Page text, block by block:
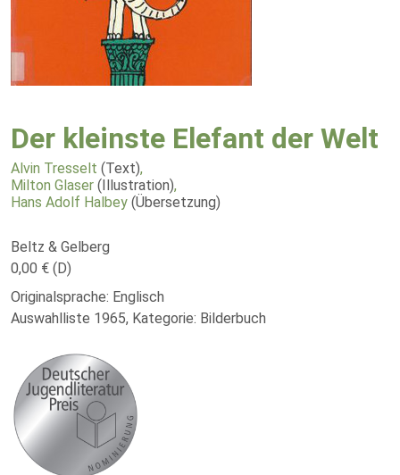
Der kleinste Elefant der Welt
Alvin Tresselt (Text),
Milton Glaser (Illustration),
Hans Adolf Halbey (Übersetzung)
Beltz & Gelberg
0,00 € (D)
Originalsprache: Englisch
Auswahlliste 1965, Kategorie: Bilderbuch